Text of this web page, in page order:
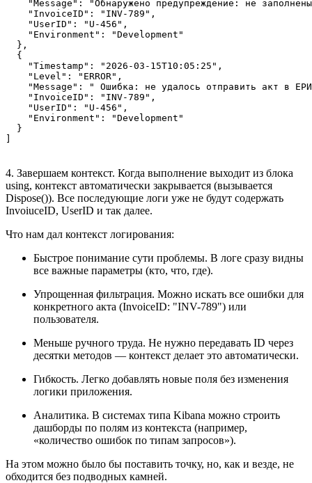
"Message": "Обнаружено предупреждение: не
    "InvoiceID": "INV-789",
    "UserID": "U-456",
    "Environment": "Development"
  },
  {
    "Timestamp": "2026-03-15T10:05:25",
    "Level": "ERROR",
"Message": " Ошибка: не удалось отправить акт в
    "InvoiceID": "INV-789",
    "UserID": "U-456",
    "Environment": "Development"
  }
4. Завершаем контекст. Когда выполнение выходит из блока
using, контекст автоматически закрывается (вызывается
Dispose()). Все последующие логи уже не будут содержать
InvoiuceID, UserID и так далее.
Что нам дал контекст логирования:
Быстрое понимание сути проблемы. В логе сразу видны
все важные параметры (кто, что, где).
Упрощенная фильтрация. Можно искать все ошибки для
конкретного акта (InvoiceID: "INV-789") или
пользователя.
Меньше ручного труда. Не нужно передавать ID через
десятки методов — контекст делает это автоматически.
Гибкость. Легко добавлять новые поля без изменения
логики приложения.
Аналитика. В системах типа Kibana можно строить
дашборды по полям из контекста (например,
«количество ошибок по типам запросов»).
На этом можно было бы поставить точку, но, как и везде, не
обходится без подводных камней.